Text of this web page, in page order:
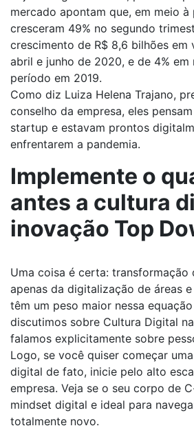
mercado apontam que, em meio à
cresceram 49% no segundo
crescimento de R$ 8,6 bilhões em
abril e junho de 2020, e de 4% em
período em 2019.
Como diz Luiza Helena Trajano,
conselho da empresa, eles
startup e estavam prontos
enfrentarem a pandemia.
Implemente o
antes a cultura
inovação Top
Uma coisa é certa: transformação
apenas da digitalização de áreas
têm um peso maior nessa
discutimos sobre Cultura Digital
falamos explicitamente sobre
Logo, se você quiser começar
digital de fato, inicie pelo alto
empresa. Veja se o seu corpo de
mindset digital e ideal para
totalmente novo.